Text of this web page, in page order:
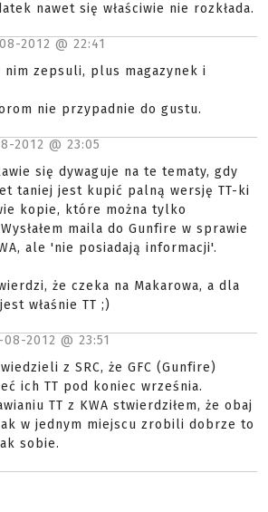
nawet się właściwie nie rozkłada.
2012 @ 22:41
nim zepsuli, plus magazynek i
nie przypadnie do gustu.
2012 @ 23:05
się dywaguje na te tematy, gdy
taniej jest kupić palną wersję TT-ki
kopie, które można tylko
maila do Gunfire w sprawie
ale 'nie posiadają informacji'.
że czeka na Makarowa, a dla
właśnie TT ;)
08-2012 @ 23:51
z SRC, że GFC (Gunfire)
ich TT pod koniec września.
TT z KWA stwierdziłem, że obaj
w jednym miejscu zrobili dobrze to
sobie.